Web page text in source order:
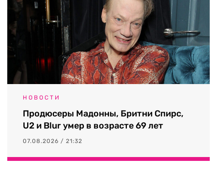
НОВОСТИ
Продюсеры Мадонны, Бритни Спирс,
U2 и Blur умер в возрасте 69 лет
07.08.2026 / 21:32